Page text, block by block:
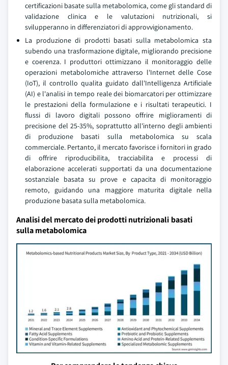
certificazioni basate sulla metabolomica, come gli standard di
validazione clinica e le valutazioni nutrizionali, si
svilupperanno in differenziatori di approvvigionamento.
La produzione di prodotti basati sulla metabolomica sta
subendo una trasformazione digitale, migliorando precisione
e coerenza. I produttori ottimizzano il monitoraggio delle
operazioni metabolomiche attraverso l'Internet delle Cose
(IoT), il controllo qualita guidato dall'Intelligenza Artificiale
(AI) e l'analisi in tempo reale dei biomarcatori per ottimizzare
le prestazioni della formulazione e i risultati terapeutici. I
flussi di lavoro digitali possono offrire miglioramenti di
precisione del 25-35%, soprattutto all'interno degli ambienti
di produzione basati sulla metabolomica su scala
commerciale. Pertanto, il mercato favorisce i fornitori in grado
di offrire riproducibilita, tracciabilita e processi di
elaborazione accelerati supportati da una documentazione
sostanziale basata su prove e capacita di monitoraggio
remoto, guidando una maggiore maturita digitale nella
produzione basata sulla metabolomica.
Analisi del mercato dei prodotti nutrizionali basati
sulla metabolomica